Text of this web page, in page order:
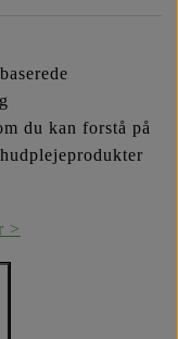
du kan forstå på
>